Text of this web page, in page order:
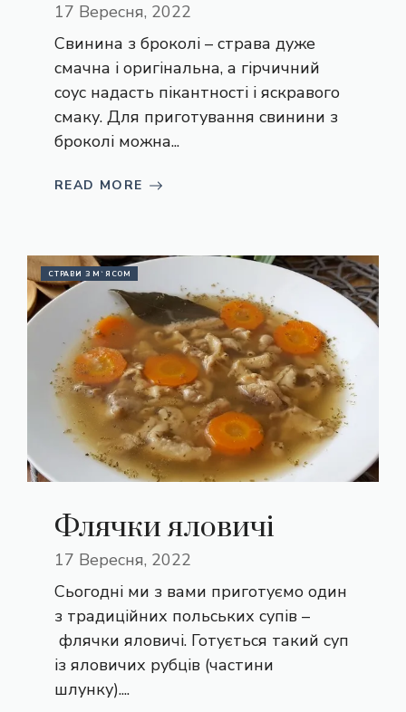
17 Вересня, 2022
Свинина з броколі – страва дуже
смачна і оригінальна, а гірчичний
соус надасть пікантності і яскравого
смаку. Для приготування свинини з
броколі можна...
READ MORE
СТРАВИ З М`ЯСОМ
Флячки яловичі
17 Вересня, 2022
Сьогодні ми з вами приготуємо один
з традиційних польських супів –
флячки яловичі. Готується такий суп
із яловичих рубців (частини
шлунку)....